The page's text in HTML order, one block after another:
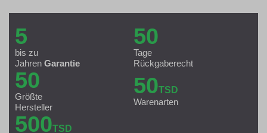
5
bis zu
Jahren Garantie
50
Tage
Rückgaberecht
50
Größte
Hersteller
50TSD
Warenarten
500TSD